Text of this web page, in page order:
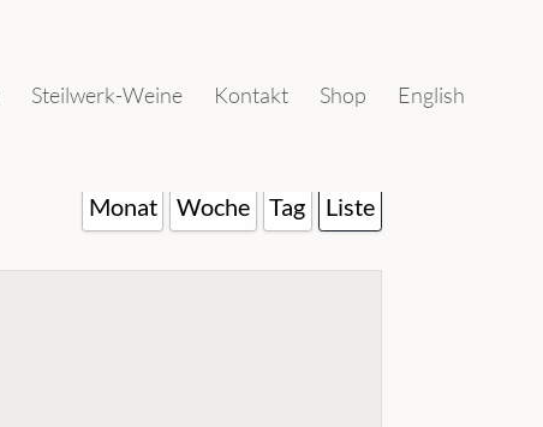
Steilwerk-Weine Kontakt Shop English
Monat Woche Tag Liste